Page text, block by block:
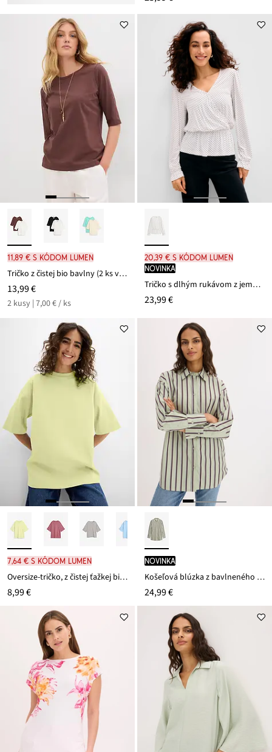
11,89 € s kódom LUMEN
Tričko z čistej bio bavlny (2 ks v balení)
13,99 €
2 kusy | 7,00 € / ks
20,39 € s kódom LUMEN
novinka
Tričko s dlhým rukávom z jemnej viskózy
23,99 €
7,64 € s kódom LUMEN
Oversize-tričko, z čistej ťažkej bio bavlny
8,99 €
novinka
Košeľová blúzka z bavlneného mixu
24,99 €